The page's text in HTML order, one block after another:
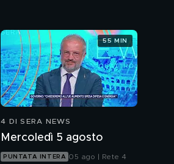
4 DI SERA NEWS
Mercoledì 5 agosto
PUNTATA INTERA 05 ago | Rete 4
55 MIN